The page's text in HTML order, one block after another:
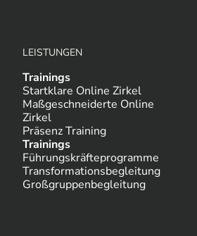
LEISTUNGEN
Trainings
Startklare Online Zirkel
Maßgeschneiderte Online
Zirkel
Präsenz Training
Trainings
Führungskräfteprogramme
Transformationsbegleitung
Großgruppenbegleitung